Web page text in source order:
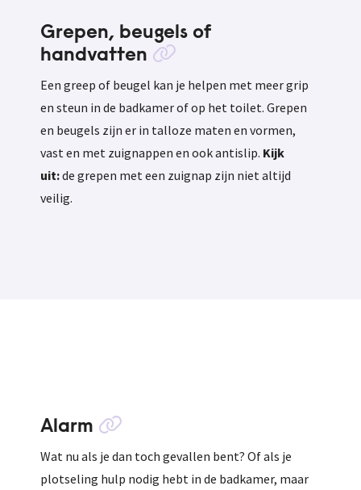
Grepen, beugels of
handvatten
Een greep of beugel kan je helpen met meer grip
en steun in de badkamer of op het toilet. Grepen
en beugels zijn er in talloze maten en vormen,
vast en met zuignappen en ook antislip. Kijk
uit:de grepen met een zuignap zijn niet altijd
veilig.
Alarm
Wat nu als je dan toch gevallen bent? Of als je
plotseling hulp nodig hebt in de badkamer, maar